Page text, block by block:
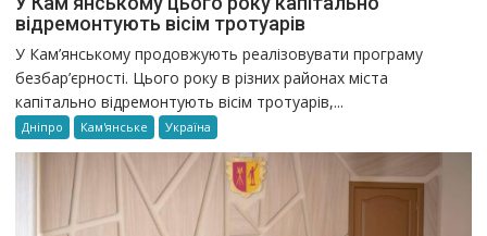
відремонтують вісім тротуарів
У Кам’янському продовжують реалізовувати програму
безбар’єрності. Цього року в різних районах міста
капітально відремонтують вісім тротуарів,...
Дніпро Кам'янське Україна